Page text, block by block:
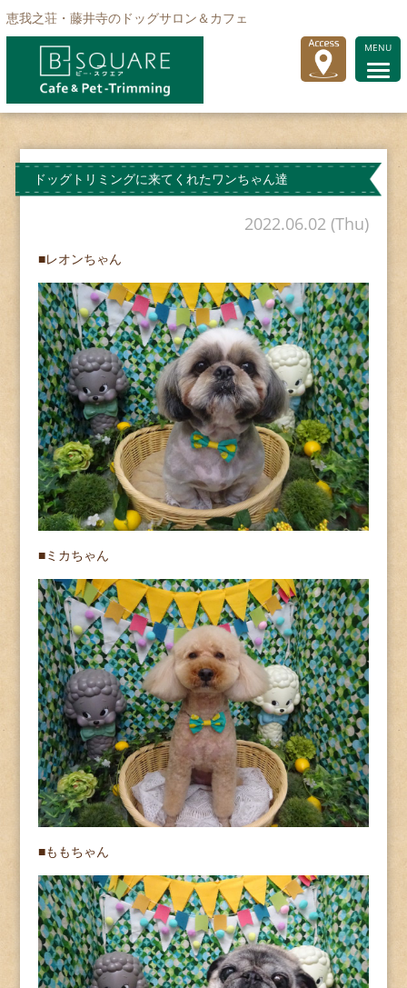
恵我之荘・藤井寺のドッグサロン＆カフェ
MENU
ドッグトリミングに来てくれたワンちゃん達
2022.06.02 (Thu)
■レオンちゃん
■ミカちゃん
■ももちゃん